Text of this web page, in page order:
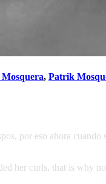
, Patrik
por eso ahora cuando
her curls, that is why